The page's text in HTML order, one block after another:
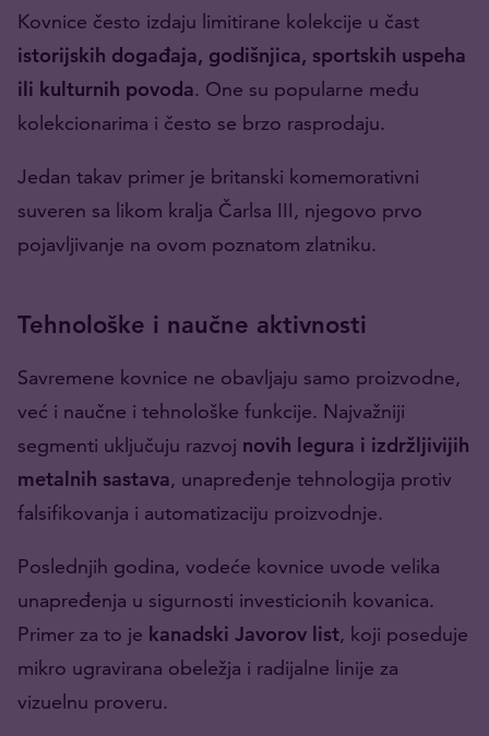
Kovnice često izdaju limitirane kolekcije u čast
istorijskih događaja, godišnjica, sportskih uspeha
ili kulturnih povoda. One su popularne među
kolekcionarima i često se brzo rasprodaju.
Jedan takav primer je britanski komemorativni
suveren sa likom kralja Čarlsa III, njegovo prvo
pojavljivanje na ovom poznatom zlatniku.
Tehnološke i naučne aktivnosti
Savremene kovnice ne obavljaju samo proizvodne,
već i naučne i tehnološke funkcije. Najvažniji
segmenti uključuju razvoj novih legura i izdržljivijih
metalnih sastava, unapređenje tehnologija protiv
falsifikovanja i automatizaciju proizvodnje.
Poslednjih godina, vodeće kovnice uvode velika
unapređenja u sigurnosti investicionih kovanica.
Primer za to je kanadski Javorov list, koji poseduje
mikro ugravirana obeležja i radijalne linije za
vizuelnu proveru.